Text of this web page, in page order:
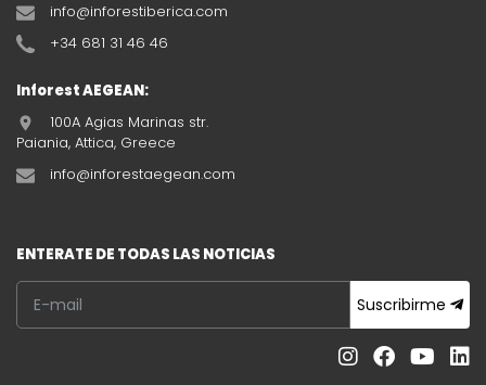
info@inforestiberica.com
+34 681 31 46 46
Inforest AEGEAN:
100A Agias Marinas str.
Paiania, Attica, Greece
info@inforestaegean.com
ENTERATE DE TODAS LAS NOTICIAS
Suscribirme